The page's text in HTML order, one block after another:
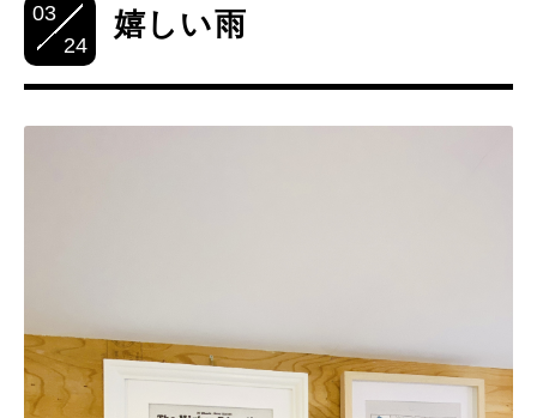
03
24
嬉しい雨